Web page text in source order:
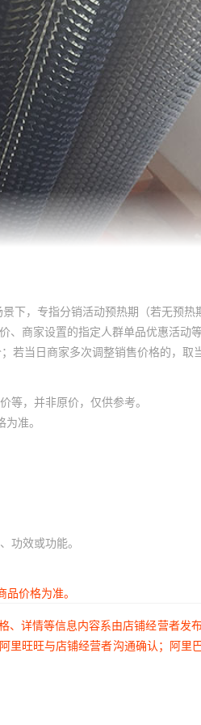
下，专指分销活动预热期（若无预
商家设置的指定人群单品优惠活动
当日商家多次调整销售价格的，取
等，并非原价，仅供参考。
准。
功效或功能。
价格为准。
详情等信息内容系由店铺经营者发
旺旺与店铺经营者沟通确认；阿里